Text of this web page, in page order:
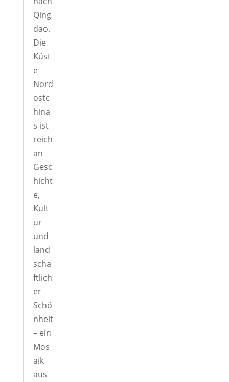
Qing
dao.
Die
Küst
e
Nord
ostc
hina
s ist
reich
an
Gesc
hicht
e,
Kult
ur
und
land
scha
ftlich
er
Schö
nheit
– ein
Mos
aik
aus